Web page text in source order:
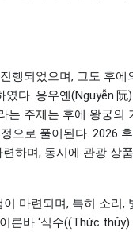
행되었으며, 고도 후
다. 응우옌(Nguyễn·
는 주제는 후에 왕궁
으로 풀이된다. 2026
하며, 동시에 관광 상
마련되며, 특히 소리,
른바 ‘식수((Thức